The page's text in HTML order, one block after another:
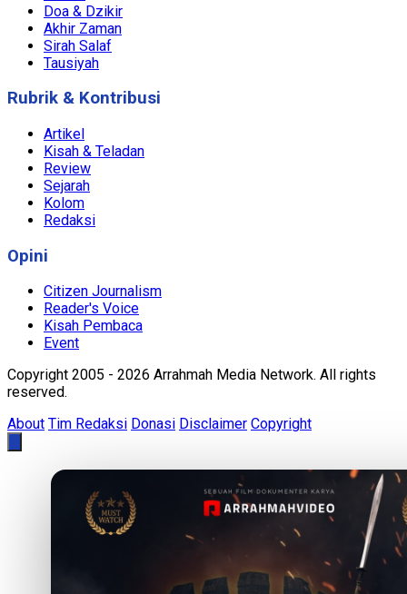
Doa & Dzikir
Akhir Zaman
Sirah Salaf
Tausiyah
Rubrik & Kontribusi
Artikel
Kisah & Teladan
Review
Sejarah
Kolom
Redaksi
Opini
Citizen Journalism
Reader's Voice
Kisah Pembaca
Event
Copyright 2005 - 2026 Arrahmah Media Network. All rights
reserved.
About Tim Redaksi Donasi Disclaimer Copyright